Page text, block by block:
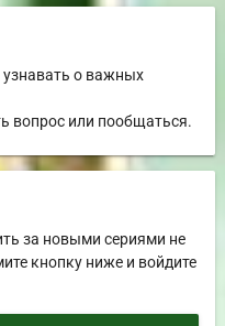
о важных
вопрос или пообщаться.
за новыми сериями не
кнопку ниже и войдите